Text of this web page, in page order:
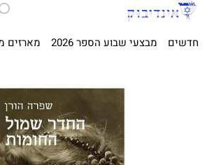
חדשים מבצעי שבוע הספר 2026 מארזים